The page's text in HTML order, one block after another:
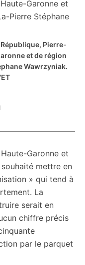
Pierre-
et de région
Wawrzyniak.
Garonne et
mettre en
» qui tend à
La
serait en
chiffre précis
par le parquet